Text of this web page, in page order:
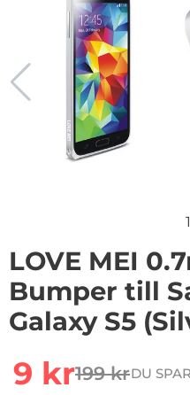
1
LOVE MEI
Bumper till
Galaxy S5
rea pris
9 krtidigare pris
199 krDU